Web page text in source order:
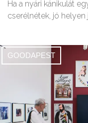
Ha a nyári kánikulát
cserélnétek, jó helyen
GOODAPEST